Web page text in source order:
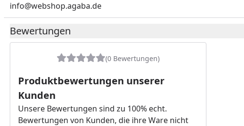
info@webshop.agaba.de
Bewertungen
(0 Bewertungen)
Produktbewertungen unserer
Kunden
Unsere Bewertungen sind zu 100% echt.
Bewertungen von Kunden, die ihre Ware nicht